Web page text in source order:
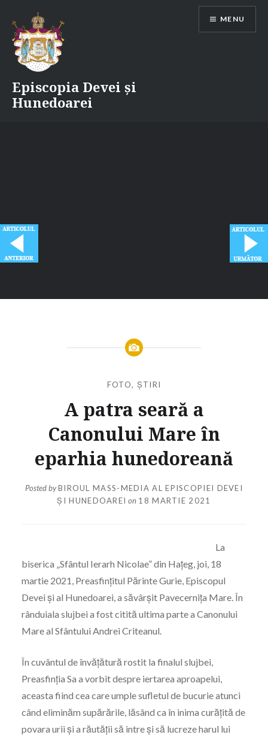
content
Episcopia Devei și
Hunedoarei
MENU
FOTO, ȘTIRI
A patra seară a
Canonului Mare în
eparhia hunedoreană
Posted byBIROUL MASS-MEDIA AL EPISCOPIEI DEVEI
ȘI HUNEDOAREI on 18 MARTIE 2021
La
biserica „Sfântul Ierarh Nicolae” din Hațeg, joi, 18
martie 2021, Preasfințitul Părinte Gurie, Episcopul
Devei și al Hunedoarei, a săvârșit Pavecernița Mare. În
rânduiala slujbei a fost citită ultima parte a Canonului
Mare al Sfântului Andrei Criteanul.
În cuvântul de învățătură rostit la finalul slujbei,
Preasfinția Sa a vorbit despre iertarea aproapelui,
aceasta fiind cea care umple sufletul de bucurie atunci
când eliminăm supărările, lăsând ca în inima curățită de
povara urii și a răutății să intre și să lucreze harul lui